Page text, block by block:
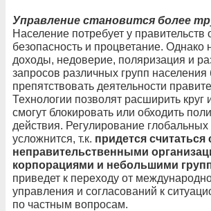
Управление становится более
Население потребует у правительств
безопасность и процветание. Однако
доходы, недоверие, поляризация и
запросов различных групп населения
препятствовать деятельности
Технологии позволят расширить круг
смогут блокировать или обходить
действия. Регулирование
усложнится, т.к. придется считаться
неправительственными
корпорациями и небольшими
приведет к переходу от
управления и согласований к
по частным вопросам.